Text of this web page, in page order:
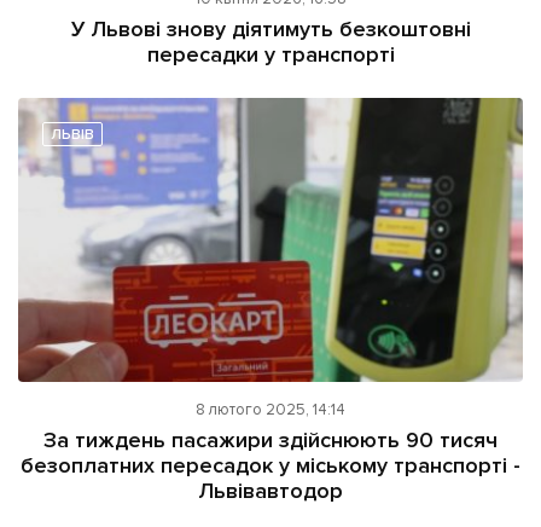
Картки
Репортаж
Розслідування
Погляди
Ініціативи
Лонгріди
Прес-релізи
Фото/Відео
Made in Lviv
Зв'язатися з нами
Реклама на сайті
Політика конфіденційності
У Львові знову діятимуть безкоштовні
пересадки у транспорті
ЛЬВІВ
8 лютого 2025, 14:14
За тиждень пасажири здійснюють 90 тисяч
безоплатних пересадок у міському транспорті -
Львівавтодор